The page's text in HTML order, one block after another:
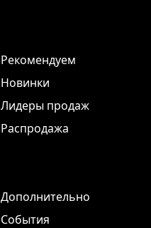
Рекомендуем
Новинки
Лидеры продаж
Распродажа
Дополнительно
События